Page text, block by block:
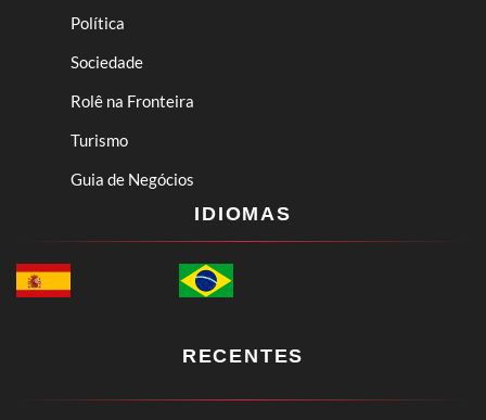
Política
Sociedade
Rolê na Fronteira
Turismo
Guia de Negócios
IDIOMAS
RECENTES